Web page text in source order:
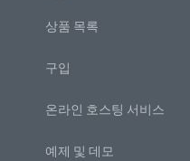
상품 목록
구입
온라인 호스팅 서비스
예제 및 데모